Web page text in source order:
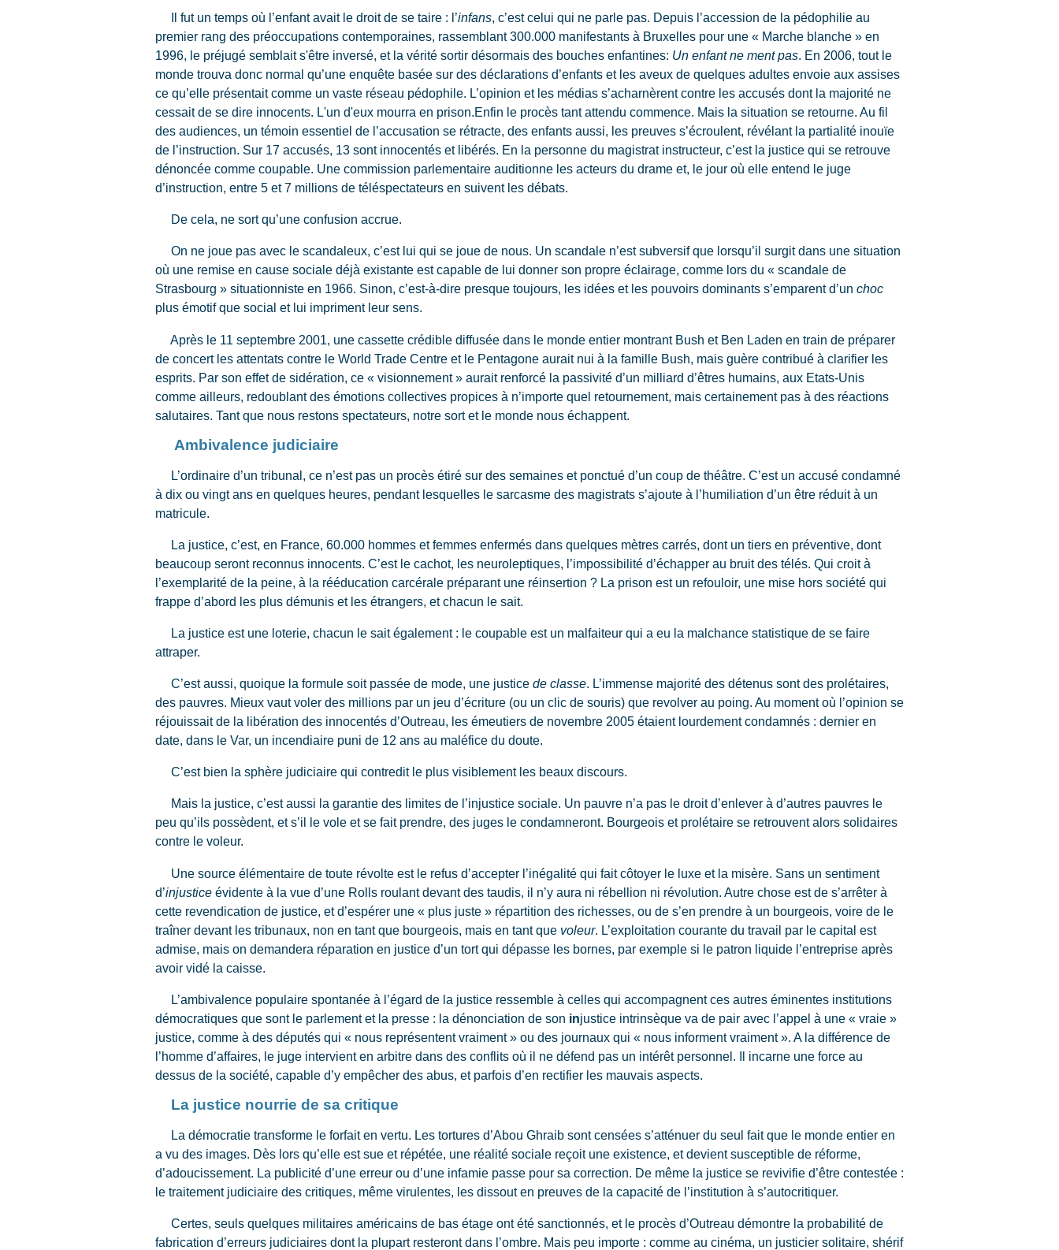
Il fut un temps où l’enfant avait le droit de se taire : l’infans, c’est celui qui ne parle pas. Depuis l’accession de la pédophilie au
premier rang des préoccupations contemporaines, rassemblant 300.000 manifestants à Bruxelles pour une « Marche blanche » en
1996, le préjugé semblait s'être inversé, et la vérité sortir désormais des bouches enfantines: Un enfant ne ment pas. En 2006, tout le
monde trouva donc normal qu’une enquête basée sur des déclarations d’enfants et les aveux de quelques adultes envoie aux assises
ce qu’elle présentait comme un vaste réseau pédophile. L’opinion et les médias s’acharnèrent contre les accusés dont la majorité ne
cessait de se dire innocents. L'un d'eux mourra en prison.Enfin le procès tant attendu commence. Mais la situation se retourne. Au fil
des audiences, un témoin essentiel de l’accusation se rétracte, des enfants aussi, les preuves s’écroulent, révélant la partialité inouïe
de l’instruction. Sur 17 accusés, 13 sont innocentés et libérés. En la personne du magistrat instructeur, c’est la justice qui se retrouve
dénoncée comme coupable. Une commission parlementaire auditionne les acteurs du drame et, le jour où elle entend le juge
d’instruction, entre 5 et 7 millions de téléspectateurs en suivent les débats.
De cela, ne sort qu’une confusion accrue.
On ne joue pas avec le scandaleux, c’est lui qui se joue de nous. Un scandale n’est subversif que lorsqu’il surgit dans une situation
où une remise en cause sociale déjà existante est capable de lui donner son propre éclairage, comme lors du « scandale de
Strasbourg » situationniste en 1966. Sinon, c’est-à-dire presque toujours, les idées et les pouvoirs dominants s’emparent d’un choc
plus émotif que social et lui impriment leur sens.
Après le 11 septembre 2001, une cassette crédible diffusée dans le monde entier montrant Bush et Ben Laden en train de préparer
de concert les attentats contre le World Trade Centre et le Pentagone aurait nui à la famille Bush, mais guère contribué à clarifier les
esprits. Par son effet de sidération, ce « visionnement » aurait renforcé la passivité d’un milliard d’êtres humains, aux Etats-Unis
comme ailleurs, redoublant des émotions collectives propices à n’importe quel retournement, mais certainement pas à des réactions
salutaires. Tant que nous restons spectateurs, notre sort et le monde nous échappent.
Ambivalence judiciaire
L’ordinaire d’un tribunal, ce n’est pas un procès étiré sur des semaines et ponctué d’un coup de théâtre. C’est un accusé condamné
à dix ou vingt ans en quelques heures, pendant lesquelles le sarcasme des magistrats s’ajoute à l’humiliation d’un être réduit à un
matricule.
La justice, c’est, en France, 60.000 hommes et femmes enfermés dans quelques mètres carrés, dont un tiers en préventive, dont
beaucoup seront reconnus innocents. C’est le cachot, les neuroleptiques, l’impossibilité d’échapper au bruit des télés. Qui croit à
l’exemplarité de la peine, à la rééducation carcérale préparant une réinsertion ? La prison est un refouloir, une mise hors société qui
frappe d’abord les plus démunis et les étrangers, et chacun le sait.
La justice est une loterie, chacun le sait également : le coupable est un malfaiteur qui a eu la malchance statistique de se faire
attraper.
C’est aussi, quoique la formule soit passée de mode, une justice de classe. L’immense majorité des détenus sont des prolétaires,
des pauvres. Mieux vaut voler des millions par un jeu d’écriture (ou un clic de souris) que revolver au poing. Au moment où l’opinion se
réjouissait de la libération des innocentés d’Outreau, les émeutiers de novembre 2005 étaient lourdement condamnés : dernier en
date, dans le Var, un incendiaire puni de 12 ans au maléfice du doute.
C’est bien la sphère judiciaire qui contredit le plus visiblement les beaux discours.
Mais la justice, c’est aussi la garantie des limites de l’injustice sociale. Un pauvre n’a pas le droit d’enlever à d’autres pauvres le
peu qu’ils possèdent, et s’il le vole et se fait prendre, des juges le condamneront. Bourgeois et prolétaire se retrouvent alors solidaires
contre le voleur.
Une source élémentaire de toute révolte est le refus d’accepter l’inégalité qui fait côtoyer le luxe et la misère. Sans un sentiment
d’injustice évidente à la vue d’une Rolls roulant devant des taudis, il n’y aura ni rébellion ni révolution. Autre chose est de s’arrêter à
cette revendication de justice, et d’espérer une « plus juste » répartition des richesses, ou de s’en prendre à un bourgeois, voire de le
traîner devant les tribunaux, non en tant que bourgeois, mais en tant que voleur. L’exploitation courante du travail par le capital est
admise, mais on demandera réparation en justice d’un tort qui dépasse les bornes, par exemple si le patron liquide l’entreprise après
avoir vidé la caisse.
L’ambivalence populaire spontanée à l’égard de la justice ressemble à celles qui accompagnent ces autres éminentes institutions
démocratiques que sont le parlement et la presse : la dénonciation de son injustice intrinsèque va de pair avec l’appel à une « vraie »
justice, comme à des députés qui « nous représentent vraiment » ou des journaux qui « nous informent vraiment ». A la différence de
l’homme d’affaires, le juge intervient en arbitre dans des conflits où il ne défend pas un intérêt personnel. Il incarne une force au
dessus de la société, capable d’y empêcher des abus, et parfois d’en rectifier les mauvais aspects.
La justice nourrie de sa critique
La démocratie transforme le forfait en vertu. Les tortures d’Abou Ghraib sont censées s’atténuer du seul fait que le monde entier en
a vu des images. Dès lors qu’elle est sue et répétée, une réalité sociale reçoit une existence, et devient susceptible de réforme,
d’adoucissement. La publicité d’une erreur ou d’une infamie passe pour sa correction. De même la justice se revivifie d’être contestée :
le traitement judiciaire des critiques, même virulentes, les dissout en preuves de la capacité de l’institution à s’autocritiquer.
Certes, seuls quelques militaires américains de bas étage ont été sanctionnés, et le procès d’Outreau démontre la probabilité de
fabrication d’erreurs judiciaires dont la plupart resteront dans l’ombre. Mais peu importe : comme au cinéma, un justicier solitaire, shérif